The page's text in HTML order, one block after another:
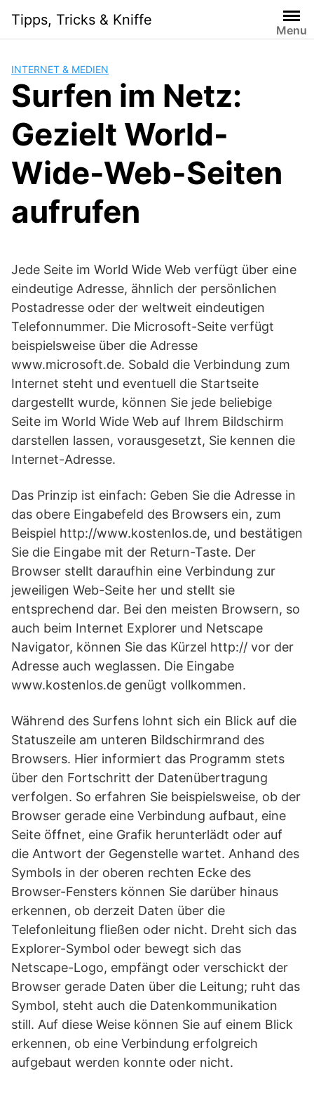
content
Tipps, Tricks & Kniffe
Menu
INTERNET & MEDIEN
Surfen im Netz:
Gezielt World-
Wide-Web-Seiten
aufrufen
Jede Seite im World Wide Web verfügt über eine
eindeutige Adresse, ähnlich der persönlichen
Postadresse oder der weltweit eindeutigen
Telefonnummer. Die Microsoft-Seite verfügt
beispielsweise über die Adresse
www.microsoft.de. Sobald die Verbindung zum
Internet steht und eventuell die Startseite
dargestellt wurde, können Sie jede beliebige
Seite im World Wide Web auf Ihrem Bildschirm
darstellen lassen, vorausgesetzt, Sie kennen die
Internet-Adresse.
Das Prinzip ist einfach: Geben Sie die Adresse in
das obere Eingabefeld des Browsers ein, zum
Beispiel http://www.kostenlos.de, und bestätigen
Sie die Eingabe mit der Return-Taste. Der
Browser stellt daraufhin eine Verbindung zur
jeweiligen Web-Seite her und stellt sie
entsprechend dar. Bei den meisten Browsern, so
auch beim Internet Explorer und Netscape
Navigator, können Sie das Kürzel http:// vor der
Adresse auch weglassen. Die Eingabe
www.kostenlos.de genügt vollkommen.
Während des Surfens lohnt sich ein Blick auf die
Statuszeile am unteren Bildschirmrand des
Browsers. Hier informiert das Programm stets
über den Fortschritt der Datenübertragung
verfolgen. So erfahren Sie beispielsweise, ob der
Browser gerade eine Verbindung aufbaut, eine
Seite öffnet, eine Grafik herunterlädt oder auf
die Antwort der Gegenstelle wartet. Anhand des
Symbols in der oberen rechten Ecke des
Browser-Fensters können Sie darüber hinaus
erkennen, ob derzeit Daten über die
Telefonleitung fließen oder nicht. Dreht sich das
Explorer-Symbol oder bewegt sich das
Netscape-Logo, empfängt oder verschickt der
Browser gerade Daten über die Leitung; ruht das
Symbol, steht auch die Datenkommunikation
still. Auf diese Weise können Sie auf einem Blick
erkennen, ob eine Verbindung erfolgreich
aufgebaut werden konnte oder nicht.